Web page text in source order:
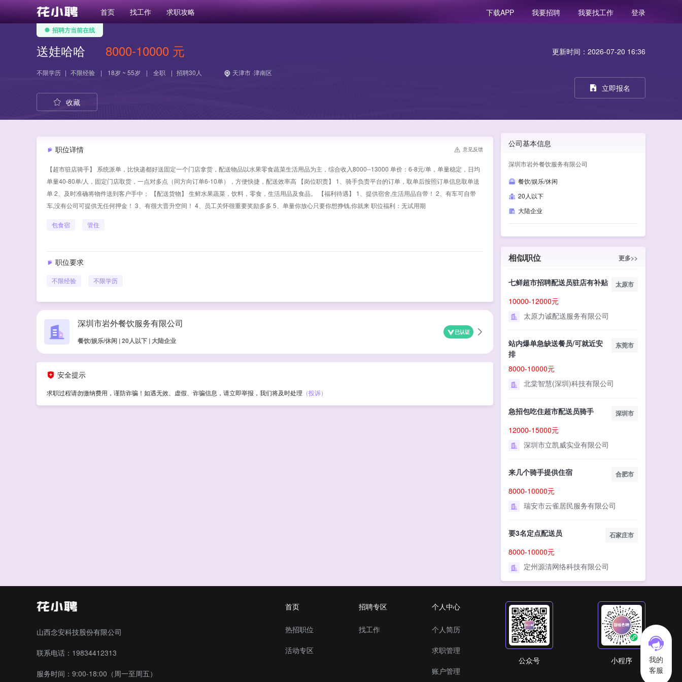
首页 找工作 求职攻略 下载APP 我要招聘 我要找工作 登录
我的
客服
招聘方当前在线
送娃哈哈 8000-10000 元
不限学历 | 不限经验 | 18岁 ~ 55岁 | 全职 | 招聘30人 天津市 ·津南区
收藏
职位详情 意见反馈
【超市驻店骑手】 系统派单，比快递都好送固定一个门店拿货，配送物品以水果零食蔬菜生活用品为主，综合收入8000--13000 单价：6-8元/单，单量稳定，日均
单量40-80单/人，固定门店取货，一点对多点（同方向订单6-10单），方便快捷，配送效率高 【岗位职责】 1、骑手负责平台的订单，取单后按照订单信息取单送
单 2、及时准确将物件送到客户手中； 【配送货物】 生鲜水果蔬菜，饮料，零食，生活用品及食品。 【福利待遇】 1、提供宿舍,生活用品自带！ 2、有车可自带
车,没有公司可提供无任何押金！ 3、有很大晋升空间！ 4、员工关怀很重要奖励多多 5、单量你放心只要你想挣钱,你就来 职位福利：无试用期
包食宿 管住
职位要求
不限经验 不限学历
深圳市岩外餐饮服务有限公司
餐饮/娱乐/休闲 | 20人以下 | 大陆企业
已认证
安全提示
求职过程请勿缴纳费用，谨防诈骗！如遇无效、虚假、诈骗信息，请立即举报，我们将及时处理 （投诉）
更新时间：2026-07-20 16:36
立即报名
公司基本信息
深圳市岩外餐饮服务有限公司
餐饮/娱乐/休闲
20人以下
大陆企业
相似职位 更多>>
七鲜超市招聘配送员驻店有补贴 太原市
10000-12000元
太原力诚配送服务有限公司
站内爆单急缺送餐员/可就近安
排
东莞市
8000-10000元
北棠智慧(深圳)科技有限公司
急招包吃住超市配送员骑手 深圳市
12000-15000元
深圳市立凯威实业有限公司
来几个骑手提供住宿 合肥市
8000-10000元
瑞安市云雀居民服务有限公司
要3名定点配送员 石家庄市
8000-10000元
定州源清网络科技有限公司
山西念安科技股份有限公司
联系电话：19834412313
服务时间：9:00-18:00（周一至周五）
首页
热招职位
活动专区
招聘专区
找工作
个人中心
个人简历
求职管理
账户管理
公众号 小程序